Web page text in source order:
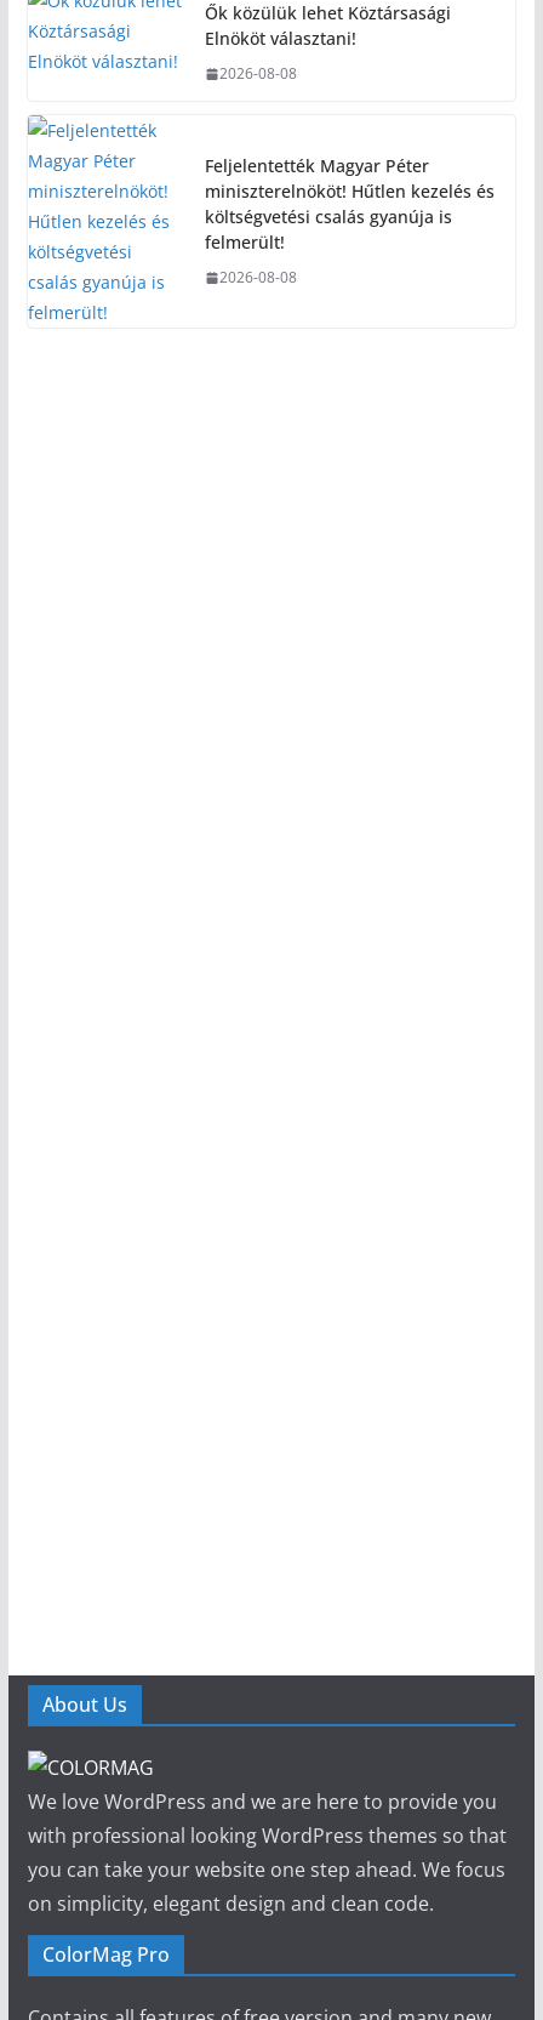
Ők közülük lehet Köztársasági
Elnököt választani!
2026-08-08
Feljelentették Magyar Péter
miniszterelnököt! Hűtlen kezelés és
költségvetési csalás gyanúja is
felmerült!
2026-08-08
About Us
We love WordPress and we are here to provide you
with professional looking WordPress themes so that
you can take your website one step ahead. We focus
on simplicity, elegant design and clean code.
ColorMag Pro